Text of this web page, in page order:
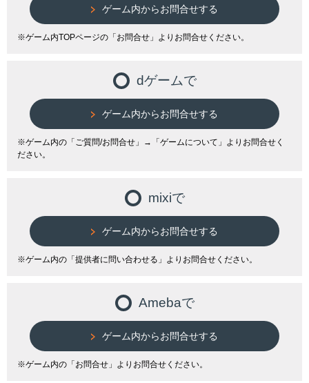
ゲーム内からお問合せする
※ゲーム内TOPページの「お問合せ」よりお問合せください。
dゲームで
ゲーム内からお問合せする
※ゲーム内の「ご質問/お問合せ」→「ゲームについて」よりお問合せく
ださい。
mixiで
ゲーム内からお問合せする
※ゲーム内の「提供者に問い合わせる」よりお問合せください。
Amebaで
ゲーム内からお問合せする
※ゲーム内の「お問合せ」よりお問合せください。